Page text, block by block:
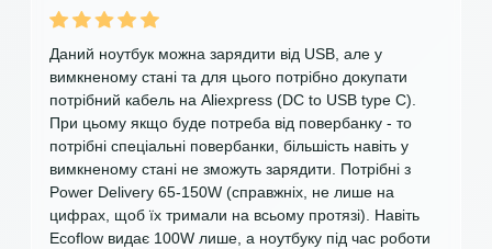
Даний ноутбук можна зарядити від USB, але у
вимкненому стані та для цього потрібно докупати
потрібний кабель на Aliexpress (DC to USB type C).
При цьому якщо буде потреба від повербанку - то
потрібні спеціальні повербанки, більшість навіть у
вимкненому стані не зможуть зарядити. Потрібні з
Power Delivery 65-150W (справжніх, не лише на
цифрах, щоб їх тримали на всьому протязі). Навіть
Ecoflow видає 100W лише, а ноутбуку під час роботи